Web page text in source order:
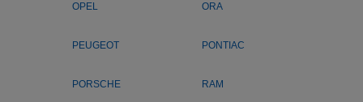
OPEL ORA
PEUGEOT PONTIAC
PORSCHE RAM